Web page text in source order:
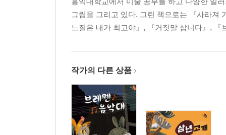
그림을 그리고 있다. 그린 책으로는 『사라져
느질은 내가 최고야』, 『거짓말 삽니다』, 『
작가의 다른 상품